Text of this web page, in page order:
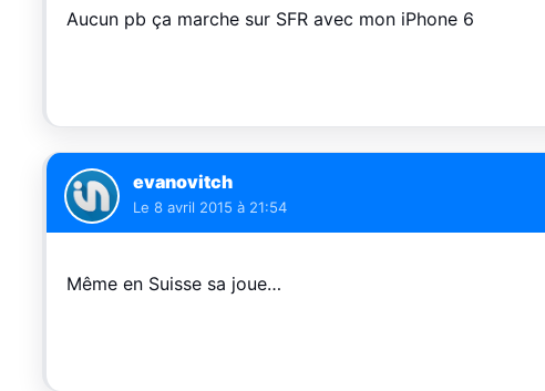
Aucun pb ça marche sur SFR avec mon iPhone 6
evanovitch
Le 8 avril 2015 à 21:54
Même en Suisse sa joue…